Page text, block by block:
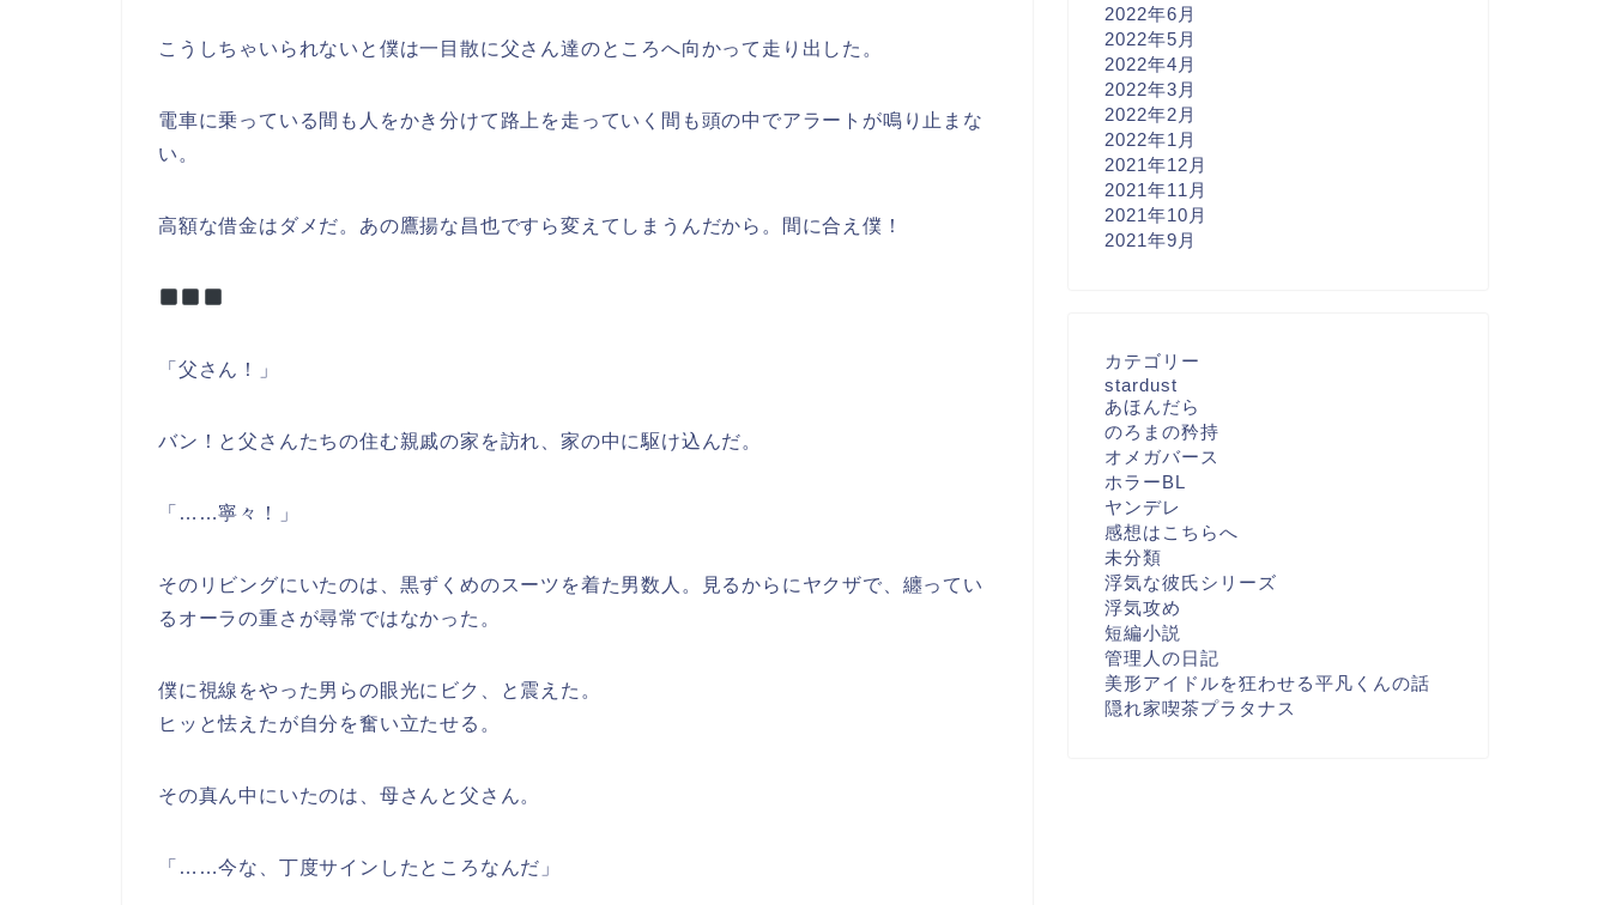
こうしちゃいられないと僕は一目散に父さん達のところへ向かって走り出した。
電車に乗っている間も人をかき分けて路上を走っていく間も頭の中でアラートが鳴り止まな
い。
高額な借金はダメだ。あの鷹揚な昌也ですら変えてしまうんだから。間に合え僕！
「父さん！」
バン！と父さんたちの住む親戚の家を訪れ、家の中に駆け込んだ。
「……寧々！」
そのリビングにいたのは、黒ずくめのスーツを着た男数人。見るからにヤクザで、纏ってい
るオーラの重さが尋常ではなかった。
僕に視線をやった男らの眼光にビク、と震えた。
ヒッと怯えたが自分を奮い立たせる。
その真ん中にいたのは、母さんと父さん。
「……今な、丁度サインしたところなんだ」
2022年6月
2022年5月
2022年4月
2022年3月
2022年2月
2022年1月
2021年12月
2021年11月
2021年10月
2021年9月
カテゴリー
stardust
あほんだら
のろまの矜持
オメガバース
ホラーBL
ヤンデレ
感想はこちらへ
未分類
浮気な彼氏シリーズ
浮気攻め
短編小説
管理人の日記
美形アイドルを狂わせる平凡くんの話
隠れ家喫茶プラタナス